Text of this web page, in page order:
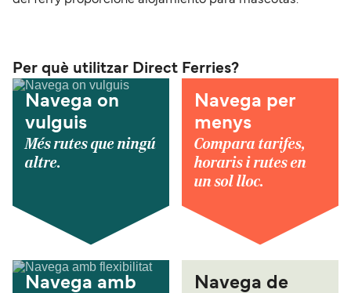
Per què utilitzar Direct Ferries?
Navega on
vulguis
Més rutes que ningú
altre.
Navega per
menys
Compara tarifes,
horaris i rutes en
un sol lloc.
Navega amb
Navega de